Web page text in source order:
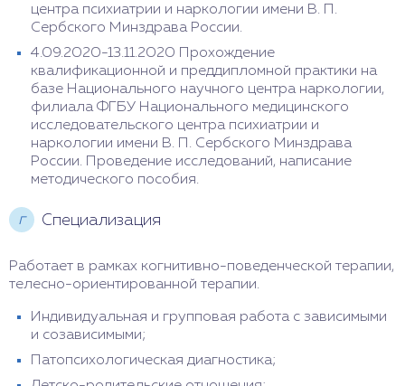
центра психиатрии и наркологии имени В. П.
Сербского Минздрава России.
4.09.2020-13.11.2020 Прохождение
квалификационной и преддипломной практики на
базе Национального научного центра наркологии,
филиала ФГБУ Национального медицинского
исследовательского центра психиатрии и
наркологии имени В. П. Сербского Минздрава
России. Проведение исследований, написание
методического пособия.
г Специализация
Работает в рамках когнитивно-поведенческой терапии,
телесно-ориентированной терапии.
Индивидуальная и групповая работа с зависимыми
и созависимыми;
Патопсихологическая диагностика;